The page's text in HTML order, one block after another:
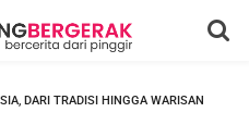
DARI TRADISI HINGGA WARISAN